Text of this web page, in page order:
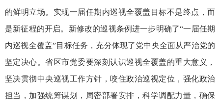
的鲜明立场。实现一届任期内巡视全覆盖目标不是终点，而
是新征程的开启。新修改的巡视条例进一步明确了“一届任期
内巡视全覆盖”目标任务，充分体现了党中央全面从严治党的
坚定决心。省区市党委要深刻认识巡视全覆盖的重大意义，
坚决贯彻中央巡视工作方针，咬住政治巡视定位，强化政治
担当，加强统筹谋划，周密部署安排，科学调配力量，确保